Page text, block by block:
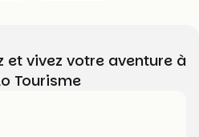
et vivez votre aventure à
Tourisme